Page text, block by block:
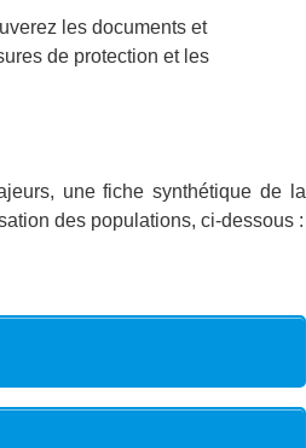
les documents et
de protection et les
une fiche synthétique de la
des populations, ci-dessous :